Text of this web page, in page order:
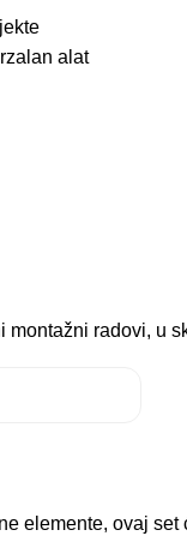
alat
radovi, u
elemente, ovaj